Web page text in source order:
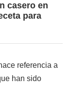
casero en
para
referencia a
han sido